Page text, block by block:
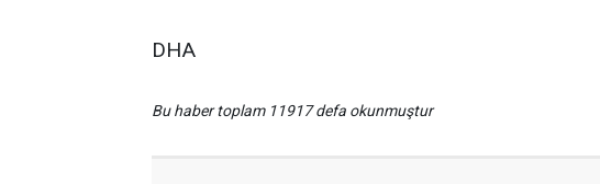
DHA
Bu haber toplam 11917 defa okunmuştur